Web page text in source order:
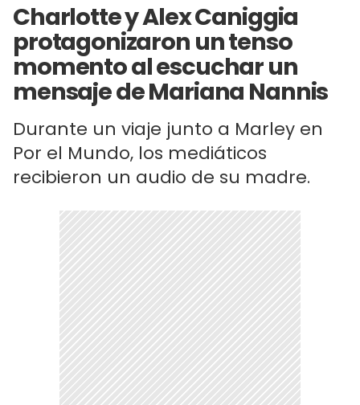
Charlotte y Alex Caniggia
protagonizaron un tenso
momento al escuchar un
mensaje de Mariana Nannis
Durante un viaje junto a Marley en
Por el Mundo, los mediáticos
recibieron un audio de su madre.